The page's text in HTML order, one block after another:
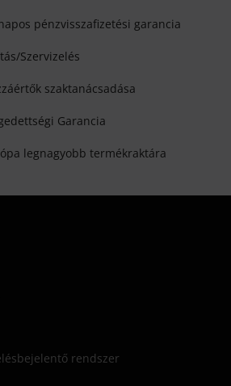
pénzvisszafizetési garancia
Szervizelés
szaktanácsadása
Garancia
legnagyobb termékraktára
rendszer